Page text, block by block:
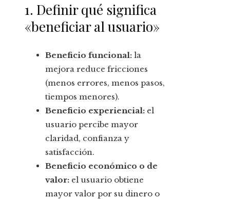
1. Definir qué significa
«beneficiar al usuario»
Beneficio funcional: la
mejora reduce fricciones
(menos errores, menos pasos,
tiempos menores).
Beneficio experiencial: el
usuario percibe mayor
claridad, confianza y
satisfacción.
Beneficio económico o de
valor: el usuario obtiene
mayor valor por su dinero o